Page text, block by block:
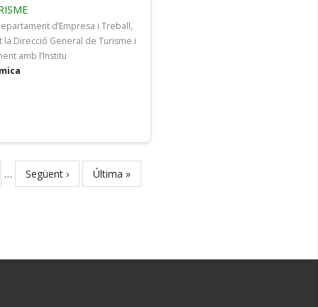
d’Empresa i Treball,
la Direcció General de Turisme i
amb l’Institu
…
Next
page
Següent ›
Last
page
Última »